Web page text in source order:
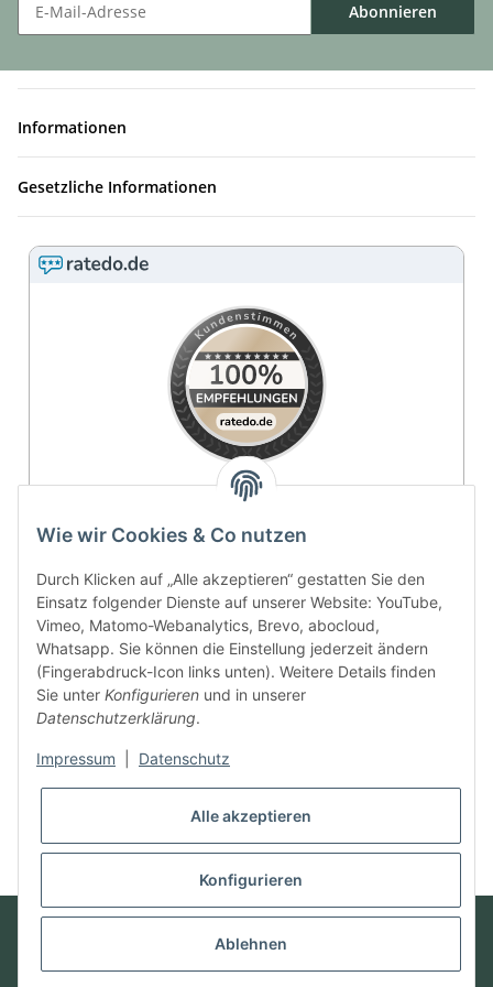
Abonnieren
Informationen
Gesetzliche Informationen
4.9 / 5
SEHR GUT
100% Empfehlungsrate
Durchschnitt aus 11 Bewertungen
Bewertungen ansehen
© Futter mit Liebe
Powered byJTL-Shop
Wie wir Cookies & Co nutzen
Durch Klicken auf „Alle akzeptieren“ gestatten Sie den
Einsatz folgender Dienste auf unserer Website: YouTube,
Vimeo, Matomo-Webanalytics, Brevo, abocloud,
Whatsapp. Sie können die Einstellung jederzeit ändern
(Fingerabdruck-Icon links unten). Weitere Details finden
Sie unter Konfigurieren und in unserer
Datenschutzerklärung.
Impressum Datenschutz
Alle akzeptieren
Konfigurieren
Ablehnen